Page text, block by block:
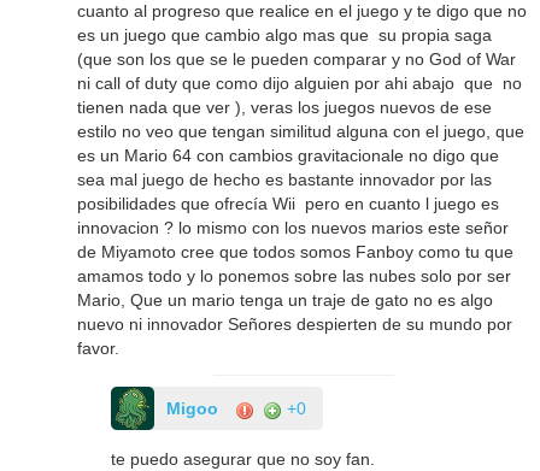
cuanto al progreso que realice en el juego y te digo que no
es un juego que cambio algo mas que su propia saga
(que son los que se le pueden comparar y no God of War
ni call of duty que como dijo alguien por ahi abajo que no
tienen nada que ver ), veras los juegos nuevos de ese
estilo no veo que tengan similitud alguna con el juego, que
es un Mario 64 con cambios gravitacionale no digo que
sea mal juego de hecho es bastante innovador por las
posibilidades que ofrecía Wii pero en cuanto l juego es
innovacion ? lo mismo con los nuevos marios este señor
de Miyamoto cree que todos somos Fanboy como tu que
amamos todo y lo ponemos sobre las nubes solo por ser
Mario, Que un mario tenga un traje de gato no es algo
nuevo ni innovador Señores despierten de su mundo por
favor.
Migoo +0
te puedo asegurar que no soy fan.